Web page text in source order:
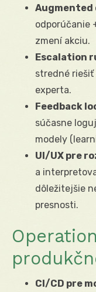
Augmented
odporúčanie
zmení akciu.
Escalation
stredné riešiť
experta.
Feedback
súčasne
modely
UI/UX pre
a
dôležitejšie
presnosti.
CI/CD pre